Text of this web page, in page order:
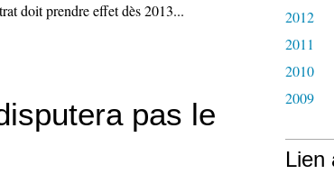
doit prendre effet dès 2013...
pas le
2012
2011
2010
2009
Lien